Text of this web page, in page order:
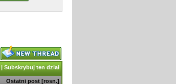
| Subskrybuj ten dział
Ostatni post [rosn.]